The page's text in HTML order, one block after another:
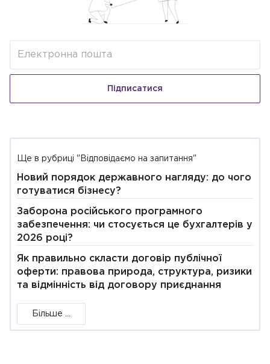
Підписатися
Ще в рубриці "Відповідаємо на запитання"
Новий порядок державного нагляду: до чого
готуватися бізнесу?
Заборона російського програмного
забезпечення: чи стосується це бухгалтерів у
2026 році?
Як правильно скласти договір публічної
оферти: правова природа, структура, ризики
та відмінність від договору приєднання
Більше ...